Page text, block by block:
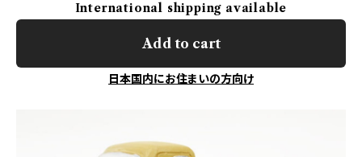
International shipping available
Add to cart
日本国内にお住まいの方向け